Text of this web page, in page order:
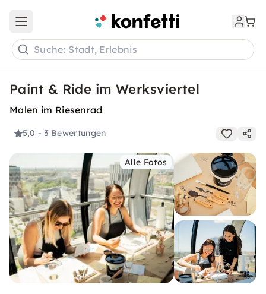
Open main menu
Suche: Stadt, Erlebnis
Paint & Ride im Werksviertel
Malen im Riesenrad
5,0 - 3 Bewertungen
Alle Fotos